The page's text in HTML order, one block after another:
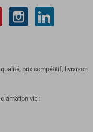
Pinterest Instagram
prix compétitif, livraison
via :